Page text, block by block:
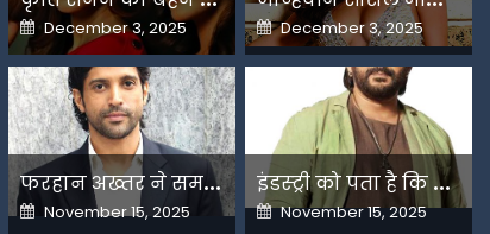
Posted
on
December 3, 2025 Posted
on
December 3, 2025
फ
रहान अख्तर ने समझाया देशभक्ति और अंधभक्ति का फर्क
Posted
on
November 15, 2025
इ
ंडस्ट्री को पता है कि मैं कहीं नहीं जाने वाला-अरशद वारसी
Posted
on
November 15, 2025